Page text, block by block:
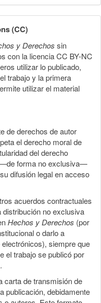
(CC)
y Derechos sin
con la licencia CC BY-NC
utilizar lo publicado,
trabajo y la primera
utilizar el material
de derechos de autor
el derecho moral de
del derecho
—de forma no exclusiva—
difusión legal en acceso
acuerdos contractuales
distribución no exclusiva
Hechos y Derechos (por
o darlo a
siempre que
el trabajo se publicó por
.
carta de transmisión de
publicación, debidamente